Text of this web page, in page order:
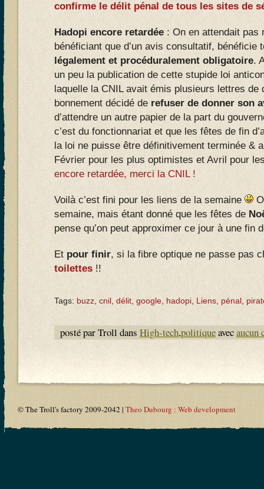
confirme le délit pénal de tous les sites de
Hadopi encore retardée : On en attendait pas
bénéficiant que d’un avis consultatif, bénéficie
légalement et procéduralement obligatoire.
un peu la publication de cette stupide loi
laquelle la CNIL avait émis plusieurs lettres de
bonnement décidé de refuser de donner son
d’attendre un autre papier de la part du
c’est du fonctionnariat et que les fêtes de fin
la loi ne puisse être définitivement terminée &
Février pour les plus optimistes et Avril pour
encore retardée, merci la CNIL !
Voilà c’est fini pour les liens de la semaine
semaine, mais étant donné que les fêtes de
pense qu’on peut approximer ce jour à une fin
Et pour finir, si la fibre optique ne passe pas
toilettes !!
Tags: buzz cnil délit google hadopi Liens pénal
posté par Troll dans High-tech,politiqueavecaucun
© The Troll's factory 2009-2042 | Theo Dubourg : Web development